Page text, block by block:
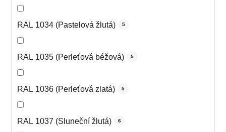
RAL 1034 (Pastelová žlutá) 5
RAL 1035 (Perleťová béžová) 5
RAL 1036 (Perleťová zlatá) 5
RAL 1037 (Sluneční žlutá) 6